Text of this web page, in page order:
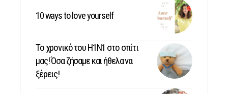
10 ways to love yourself
Το χρονικό του Η1Ν1 στο σπίτι
μας! Όσα ζήσαμε και ήθελα να
ξέρεις!